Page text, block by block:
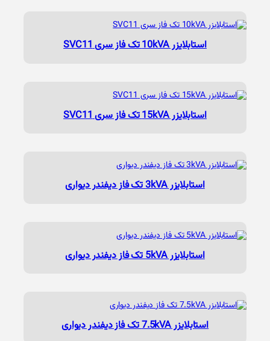
استابلایزر 10kVA تک فاز سری SVC11
استابلایزر 15kVA تک فاز سری SVC11
استابلایزر 3kVA تک فاز دیفندر دیواری
استابلایزر 5kVA تک فاز دیفندر دیواری
استابلایزر 7.5kVA تک فاز دیفندر دیواری